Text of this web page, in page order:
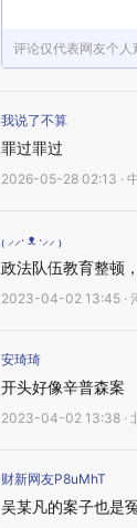
评论仅代表网友个
我说了不算
罪过罪过
2026-05-28 02:13 ·
₍ ⸝⸝· ᴥ ·⸝⸝ ₎
政法队伍教育整顿
2023-04-02 13:45 ·
安琦琦
开头好像辛普森案
2023-04-02 13:38 ·
财新网友P8uMhT
吴某凡的案子也是